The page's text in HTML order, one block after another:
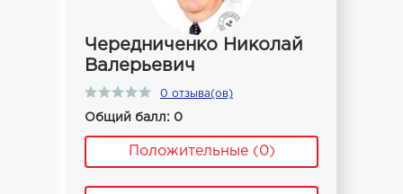
Чередниченко Николай
Валерьевич
0 отзыва(ов)
Общий балл: 0
Положительные (0)